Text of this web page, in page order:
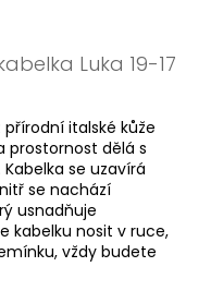
Luka 19-17
italské kůže
prostornost dělá s
se uzavírá
se nachází
usnadňuje
kabelku nosit v ruce,
vždy budete